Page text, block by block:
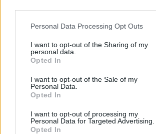
Please note that this website/app uses one
not limited to your visit or usage behaviour.
grant or deny consent to Google and its
use your data for below specified purposes
consent section.
Personal Data Processing Opt Outs
I want to opt-out of the Sharing of my
personal data.
Opted In
I want to opt-out of the Sale of my
Personal Data.
Opted In
I want to opt-out of processing my
Personal Data for Targeted Advertising.
Opted In
Népszerű